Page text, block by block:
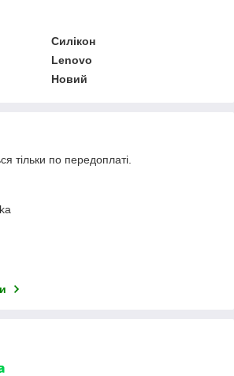
Силікон
Lenovo
Новий
тільки по передоплаті.